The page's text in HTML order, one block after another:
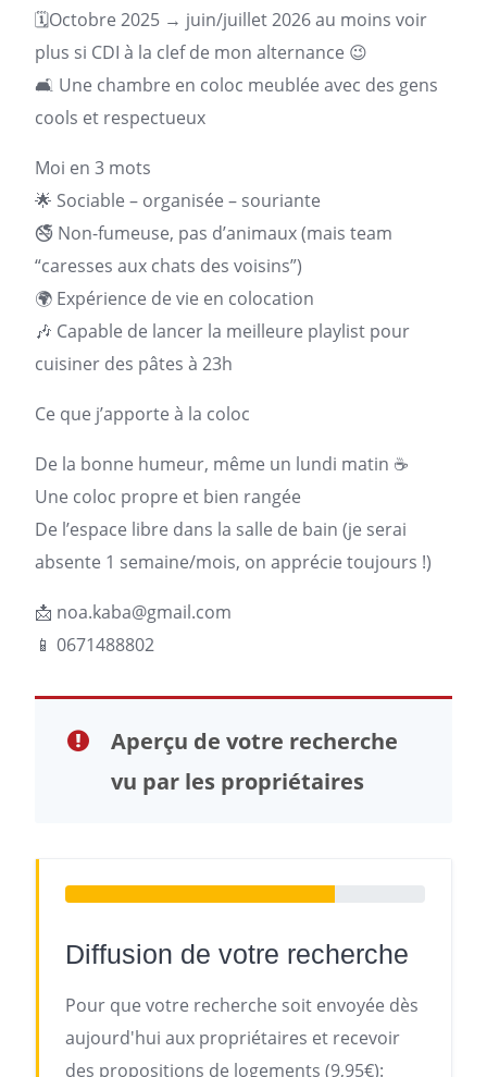
🗓Octobre 2025 → juin/juillet 2026 au moins voir
plus si CDI à la clef de mon alternance 😉
🛋 Une chambre en coloc meublée avec des gens
cools et respectueux
Moi en 3 mots
🌟 Sociable – organisée – souriante
🚭 Non-fumeuse, pas d’animaux (mais team
“caresses aux chats des voisins”)
🌍 Expérience de vie en colocation
🎶 Capable de lancer la meilleure playlist pour
cuisiner des pâtes à 23h
Ce que j’apporte à la coloc
De la bonne humeur, même un lundi matin ☕
Une coloc propre et bien rangée
De l’espace libre dans la salle de bain (je serai
absente 1 semaine/mois, on apprécie toujours !)
📩 noa.kaba@gmail.com
📱 0671488802
Aperçu de votre recherche
vu par les propriétaires
Diffusion de votre recherche
Pour que votre recherche soit envoyée dès
aujourd'hui aux propriétaires et recevoir
des propositions de logements (9,95€):